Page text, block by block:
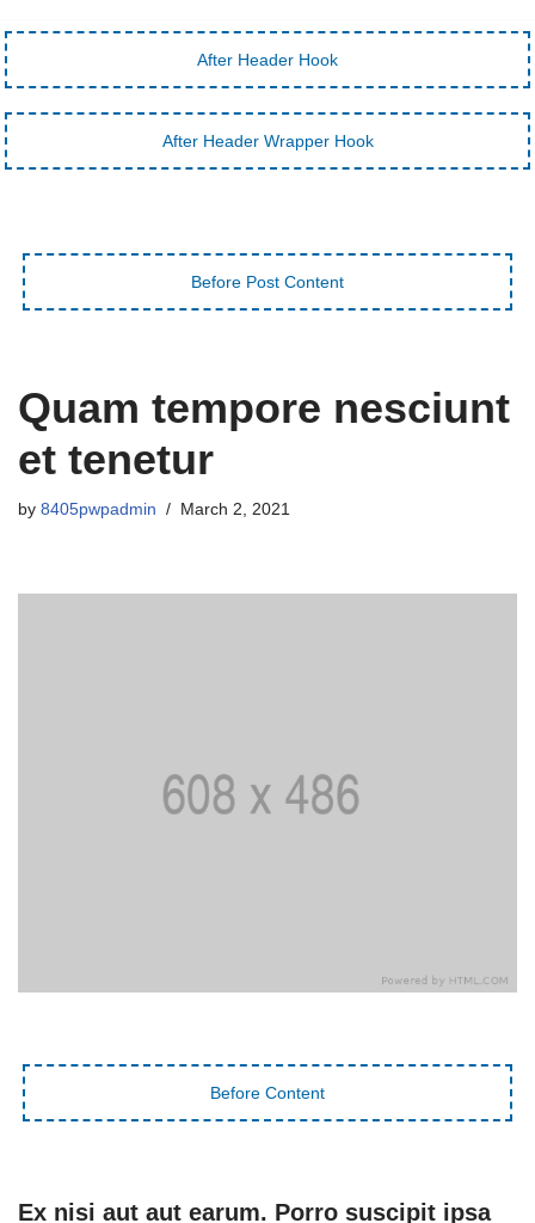
After Header Hook
After Header Wrapper Hook
Before Post Content
Quam tempore nesciunt
et tenetur
by 8405pwpadmin March 2, 2021
Before Content
Ex nisi aut aut earum. Porro suscipit ipsa